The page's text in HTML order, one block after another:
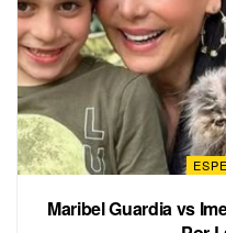
Maribel Guardia vs